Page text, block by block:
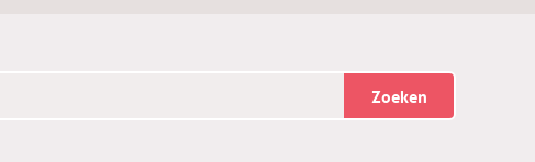
Zoeken